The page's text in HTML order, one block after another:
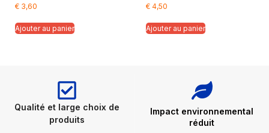
€ 3,60
Ajouter au panier
€4,50
Ajouter au panier
Qualité et large choix de
produits
Impact environnemental
réduit